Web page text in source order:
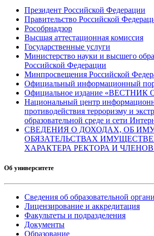
Президент Российской Федерации
Правительство Российской
Рособрнадзор
Высшая аттестационная комиссия
Государственные услуги
Министерство науки и высшего
Российской Федерации
Минпросвещения Российской
Официальный информационный
Официальное издание
Национальный центр
противодействия терроризму и
образовательной среде и сети
СВЕДЕНИЯ О ДОХОДАХ, ОБ
ОБЯЗАТЕЛЬСТВАХ
ХАРАКТЕРА РЕКТОРА И
Об университете
Сведения об образовательной
Лицензирование и аккредитация
Факультеты и подразделения
Документы
Образование